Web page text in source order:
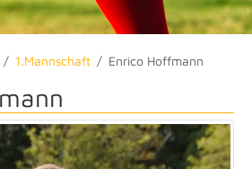
1.Mannschaft Enrico Hoffmann